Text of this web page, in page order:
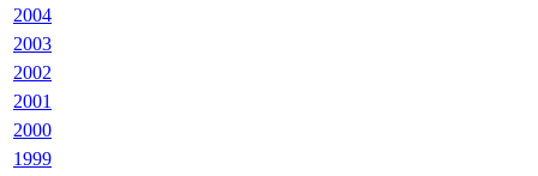
2004
2003
2002
2001
2000
1999